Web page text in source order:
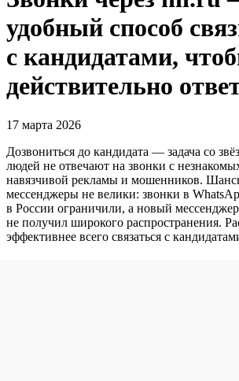
удобный способ
с кандидатами,
действительно
17 марта 2026
Дозвониться до кандидата — задача со
людей не отвечают на звонки с
навязчивой рекламы и мошенников.
мессенджеры не велики: звонки в
в России ограничили, а новый
не получил широкого распространения.
эффективнее всего связаться с